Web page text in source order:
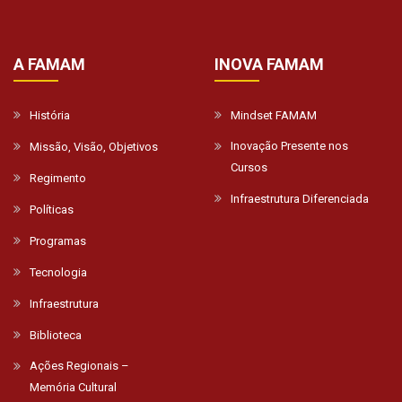
A FAMAM
História
Missão, Visão, Objetivos
Regimento
Políticas
Programas
Tecnologia
Infraestrutura
Biblioteca
Ações Regionais –
Memória Cultural
INOVA FAMAM
Mindset FAMAM
Inovação Presente nos
Cursos
Infraestrutura Diferenciada